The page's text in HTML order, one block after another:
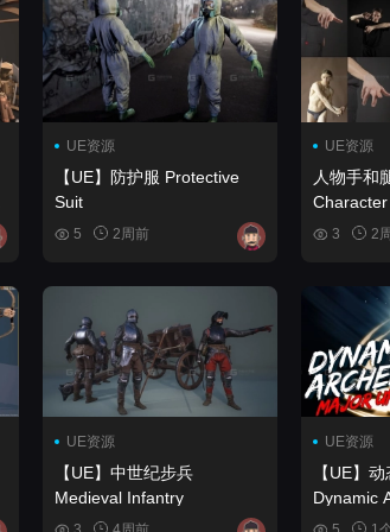
UE资源
【UE】防护服 Protective
Suit
5 2周前
UE资源
人物手和
dynamics
3 2
UE资源
【UE】中世纪步兵
Medieval Infantry
UE资源
【UE】
Dynamic